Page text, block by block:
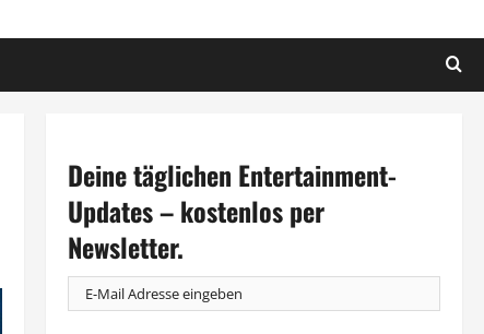
Deine täglichen Entertainment-
Updates – kostenlos per
Newsletter.